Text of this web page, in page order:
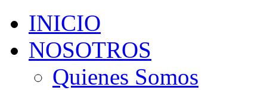
INICIO
NOSOTROS
Quienes Somos